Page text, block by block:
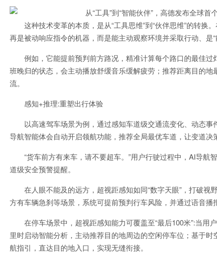
这种技术变革的本质，是从“工具思维”到“伙伴思维”的转换
再是被动响应指令的机器，而是能主动观察环境并采取行动、是
例如，它能提前预判前方路况，精准计算每个路口的最佳
班晚归的状态，会主动播放舒缓音乐缓解疲劳；推荐距离目的
流。
感知+推理:重塑出行体验
以高速驾车场景为例，通过感知车道级交通流变化、动态
导航智能体会自动开启领航功能，推荐全局最优车道，让变道决
“货车前方有来车，请不要超车。”用户行驶过程中，AI导航
道级安全预警提醒。
在人眼不能及的远方，超视距感知如同“数字天眼”，打破视
方有车辆急刹等场景，系统可提前预判行车风险，并通过语音
在停车场景中，超视距感知能力可覆盖至“最后100米”:当用
里时启动智能分析，主动推荐目的地周边的空闲停车位；基于
航指引，直达目的地入口，实现无缝衔接。